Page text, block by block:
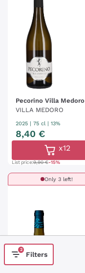
Pecorino Villa Medoro
VILLA MEDORO
2025 75 cl | 13%
8,40 €
List price:9,90 €-15%
x12
Only 3 left!
2
Filters